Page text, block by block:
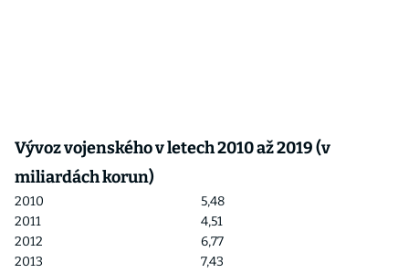
Vývoz vojenského v letech 2010 až 2019 (v
miliardách korun)
2010
5,48
2011
4,51
2012
6,77
2013
7,43